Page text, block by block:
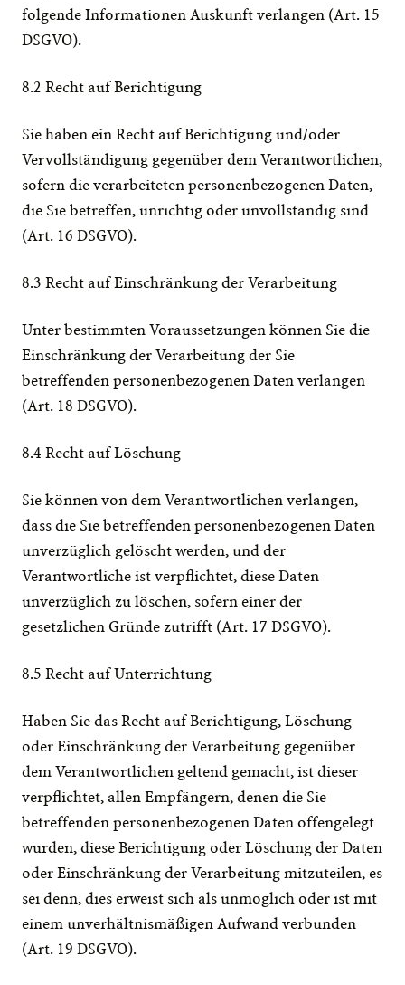
folgende Informationen Auskunft verlangen (Art. 15
DSGVO).
8.2 Recht auf Berichtigung
Sie haben ein Recht auf Berichtigung und/oder
Vervollständigung gegenüber dem Verantwortlichen,
sofern die verarbeiteten personenbezogenen Daten,
die Sie betreffen, unrichtig oder unvollständig sind
(Art. 16 DSGVO).
8.3 Recht auf Einschränkung der Verarbeitung
Unter bestimmten Voraussetzungen können Sie die
Einschränkung der Verarbeitung der Sie
betreffenden personenbezogenen Daten verlangen
(Art. 18 DSGVO).
8.4 Recht auf Löschung
Sie können von dem Verantwortlichen verlangen,
dass die Sie betreffenden personenbezogenen Daten
unverzüglich gelöscht werden, und der
Verantwortliche ist verpflichtet, diese Daten
unverzüglich zu löschen, sofern einer der
gesetzlichen Gründe zutrifft (Art. 17 DSGVO).
8.5 Recht auf Unterrichtung
Haben Sie das Recht auf Berichtigung, Löschung
oder Einschränkung der Verarbeitung gegenüber
dem Verantwortlichen geltend gemacht, ist dieser
verpflichtet, allen Empfängern, denen die Sie
betreffenden personenbezogenen Daten offengelegt
wurden, diese Berichtigung oder Löschung der Daten
oder Einschränkung der Verarbeitung mitzuteilen, es
sei denn, dies erweist sich als unmöglich oder ist mit
einem unverhältnismäßigen Aufwand verbunden
(Art. 19 DSGVO).